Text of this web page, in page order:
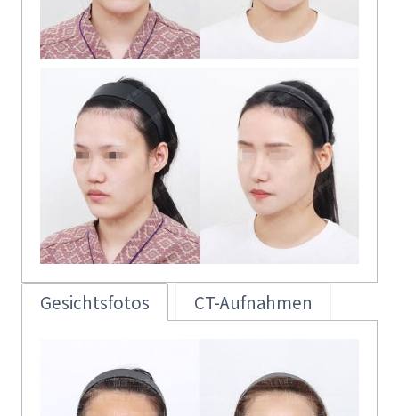
Gesichtsfotos CT-Aufnahmen